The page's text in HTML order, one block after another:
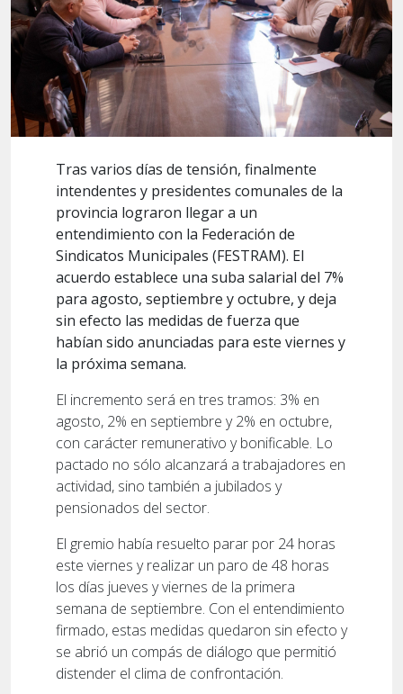
Tras varios días de tensión, finalmente
intendentes y presidentes comunales de la
provincia lograron llegar a un
entendimiento con la Federación de
Sindicatos Municipales (FESTRAM). El
acuerdo establece una suba salarial del 7%
para agosto, septiembre y octubre, y deja
sin efecto las medidas de fuerza que
habían sido anunciadas para este viernes y
la próxima semana.
El incremento será en tres tramos: 3% en
agosto, 2% en septiembre y 2% en octubre,
con carácter remunerativo y bonificable. Lo
pactado no sólo alcanzará a trabajadores en
actividad, sino también a jubilados y
pensionados del sector.
El gremio había resuelto parar por 24 horas
este viernes y realizar un paro de 48 horas
los días jueves y viernes de la primera
semana de septiembre. Con el entendimiento
firmado, estas medidas quedaron sin efecto y
se abrió un compás de diálogo que permitió
distender el clima de confrontación.